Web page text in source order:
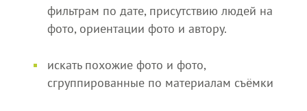
фильтрам по дате, присутствию людей на
фото, ориентации фото и автору.
искать похожие фото и фото,
сгруппированные по материалам съёмки